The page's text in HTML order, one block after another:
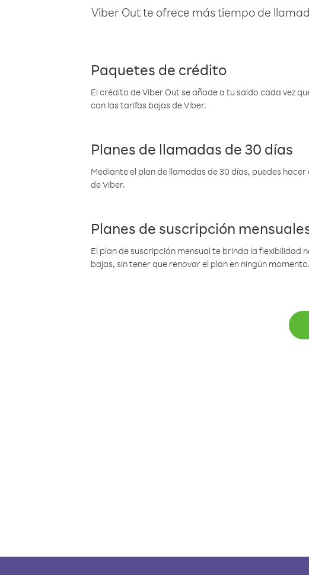
Viber Out te ofrece más tiempo de
Paquetes de crédito
El crédito de Viber Out se añade a tu saldo cada vez
con las tarifas bajas de Viber.
Planes de llamadas de 30 días
Mediante el plan de llamadas de 30 días, puedes
de Viber.
Planes de suscripción
El plan de suscripción mensual te brinda la
bajas, sin tener que renovar el plan en ningún